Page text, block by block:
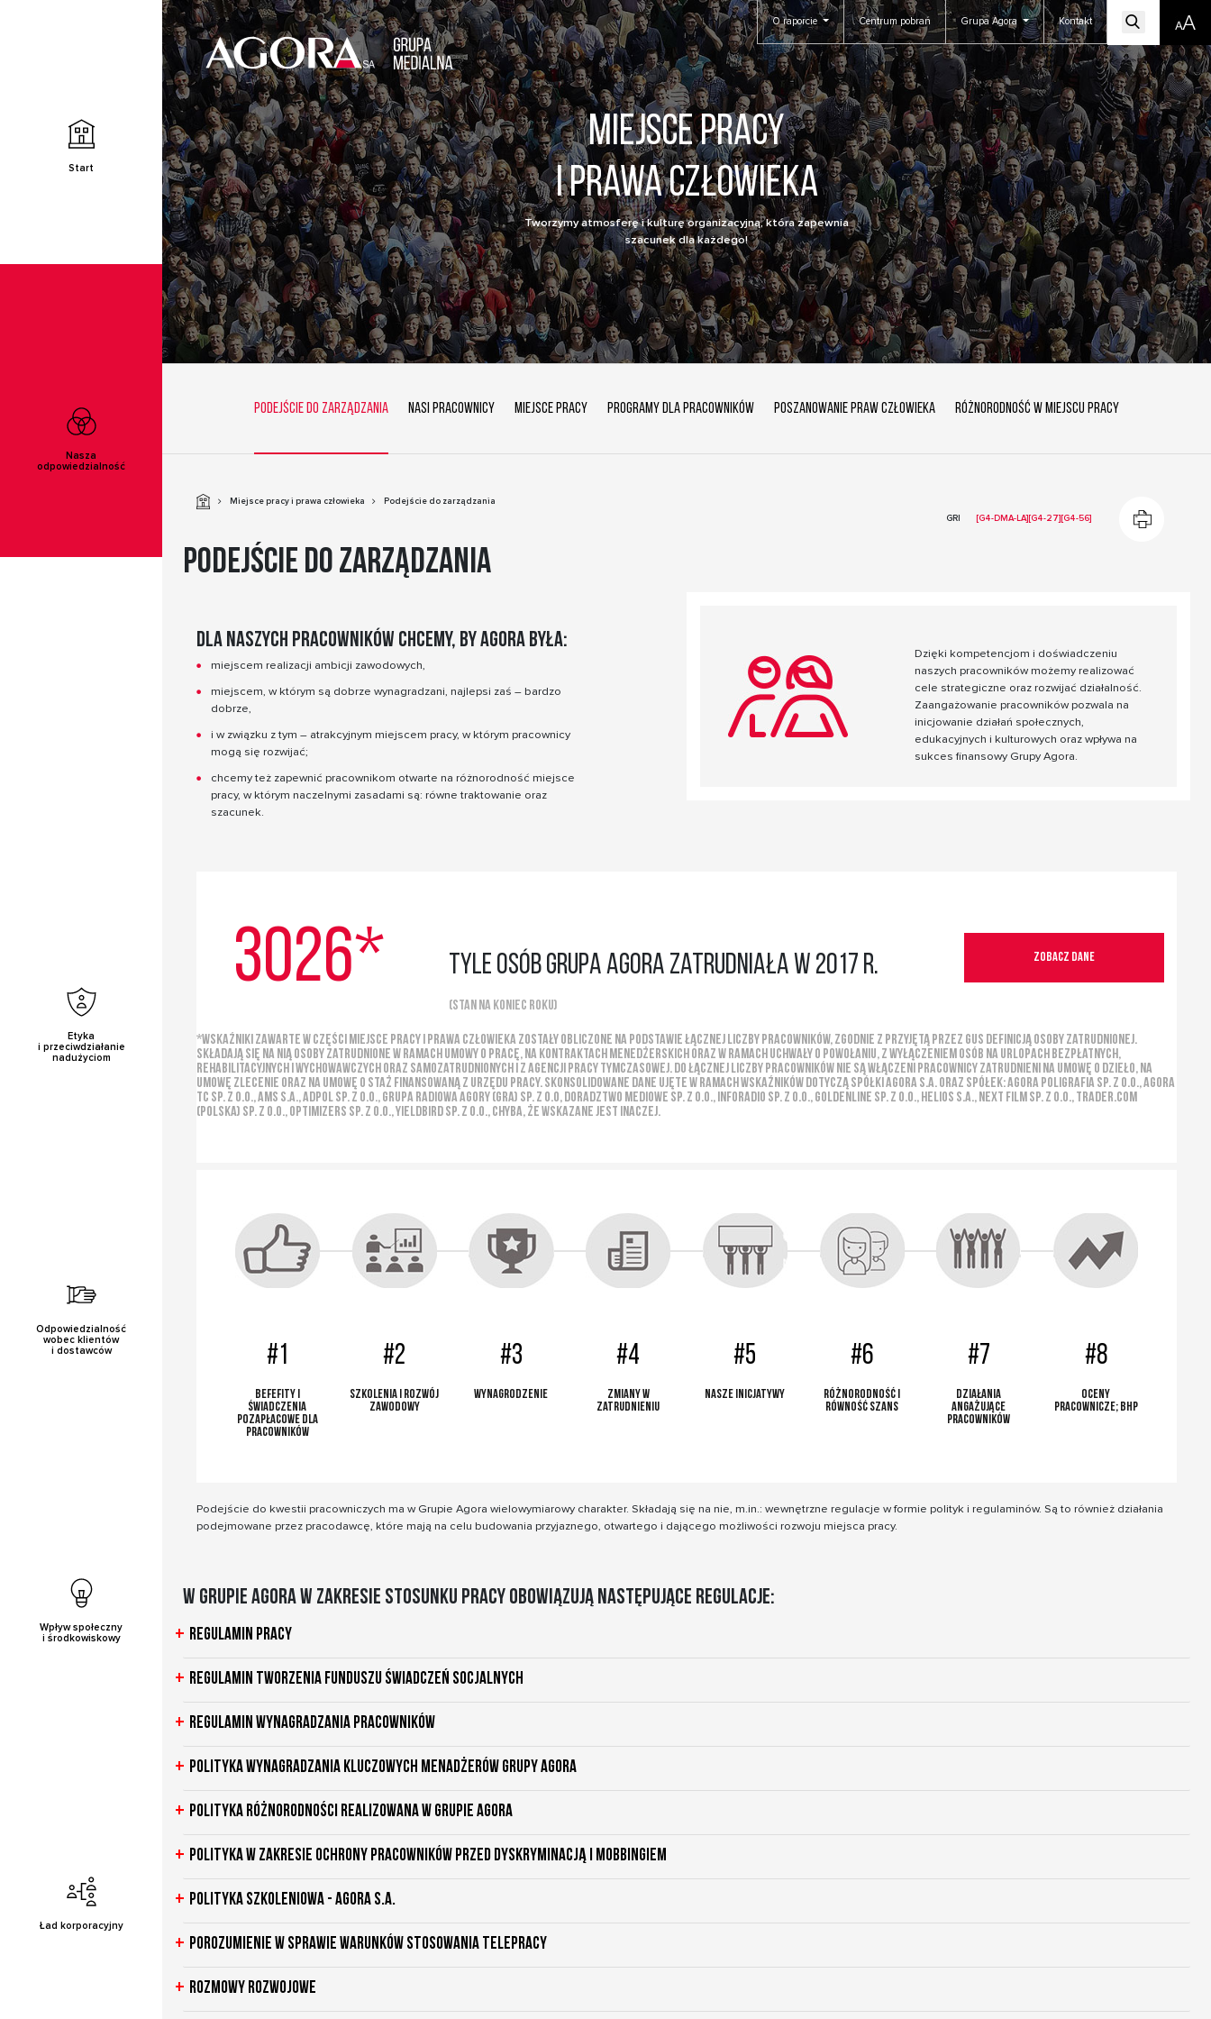
Start
Nasza
odpowiedzialność
Etyka
i przeciwdziałanie
nadużyciom
Odpowiedzialność
wobec klientów
i dostawców
Wpływ społeczny
i środkowiskowy
Ład korporacyjny
O raporcie Centrum pobrań Grupa Agora Kontakt
Miejsce pracy
i prawa człowieka
Tworzymy atmosferę i kulturę organizacyjną, która zapewnia
szacunek dla każdego!
Podejście do zarządzania nasi pracownicy miejsce pracy programy dla pracowników poszanowanie praw człowieka RÓŻNORODNOŚĆ W MIEJSCU PRACY
Miejsce pracy i prawa człowieka
Podejście do zarządzania
GRI
[G4-DMA-LA][G4-27][G4-56]
Podejście do zarządzania
Dla naszych pracowników chcemy, by Agora była:
miejscem realizacji ambicji zawodowych,
miejscem, w którym są dobrze wynagradzani, najlepsi zaś – bardzo
dobrze,
i w związku z tym – atrakcyjnym miejscem pracy, w którym pracownicy
mogą się rozwijać;
chcemy też zapewnić pracownikom otwarte na różnorodność miejsce
pracy, w którym naczelnymi zasadami są: równe traktowanie oraz
szacunek.
Dzięki kompetencjom i doświadczeniu
naszych pracowników możemy realizować
cele strategiczne oraz rozwijać działalność.
Zaangażowanie pracowników pozwala na
inicjowanie działań społecznych,
edukacyjnych i kulturowych oraz wpływa na
sukces finansowy Grupy Agora.
3026* tyle osób Grupa Agora zatrudniała w 2017 r.
(stan na koniec roku)
Zobacz dane
*Wskaźniki zawarte w części Miejsce pracy i prawa człowieka zostały obliczone na podstawie łącznej liczby pracowników, zgodnie z przyjętą przez GUS definicją osoby zatrudnionej.
Składają się na nią osoby zatrudnione w ramach umowy o pracę, na kontraktach menedżerskich oraz w ramach uchwały o powołaniu, z wyłączeniem osób na urlopach bezpłatnych,
rehabilitacyjnych i wychowawczych oraz samozatrudnionych i z agencji pracy tymczasowej. Do łącznej liczby pracowników nie są włączeni pracownicy zatrudnieni na umowę o dzieło, na
umowę zlecenie oraz na umowę o staż finansowaną z Urzędu Pracy. Skonsolidowane dane ujęte w ramach wskaźników dotyczą spółki Agora S.A. oraz spółek: Agora Poligrafia Sp. z o.o., Agora
TC Sp. z o.o., AMS S.A., Adpol Sp. z o.o., Grupa Radiowa Agory (GRA) sp. z o.o, Doradztwo Mediowe Sp. z o.o., Inforadio Sp. z o.o., GoldenLine Sp. z o.o., Helios S.A., NEXT FILM Sp. z o.o., Trader.com
(Polska) Sp. z o.o., Optimizers Sp. z o.o., Yieldbird Sp. z o.o., chyba, że wskazane jest inaczej.
#1
Befefity i
świadczenia
pozapłacowe dla
pracowników
#2
Szkolenia i rozwój
zawodowy
#3
Wynagrodzenie
#4
Zmiany w
zatrudnieniu
#5
Nasze inicjatywy
#6
Różnorodność i
równość szans
#7
Działania
angażujące
pracowników
#8
Oceny
pracownicze; BHP
Podejście do kwestii pracowniczych ma w Grupie Agora wielowymiarowy charakter. Składają się na nie, m.in.: wewnętrzne regulacje w formie polityk i regulaminów. Są to również działania
podejmowane przez pracodawcę, które mają na celu budowania przyjaznego, otwartego i dającego możliwości rozwoju miejsca pracy.
W Grupie Agora w zakresie stosunku pracy obowiązują następujące regulacje:
Regulamin pracy
Regulamin tworzenia Funduszu Świadczeń Socjalnych
Regulamin wynagradzania pracowników
Polityka wynagradzania kluczowych menadżerów Grupy Agora
Polityka różnorodności realizowana w grupie agora
Polityka w zakresie ochrony pracowników przed dyskryminacją i mobbingiem
Polityka szkoleniowa - Agora S.A.
Porozumienie w sprawie warunków stosowania telepracy
Rozmowy rozwojowe